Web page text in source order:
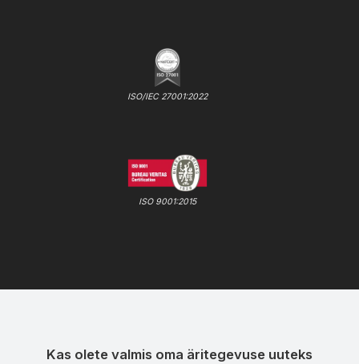
ISO/IEC 27001:2022
ISO 9001:2015
Kas olete valmis oma äritegevuse uuteks